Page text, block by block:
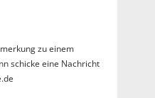
zu einem
schicke eine Nachricht